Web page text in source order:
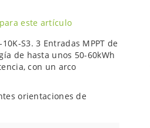
este artículo
S3. 3 Entradas MPPT de
de hasta unos 50-60kWh
con un arco
orientaciones de